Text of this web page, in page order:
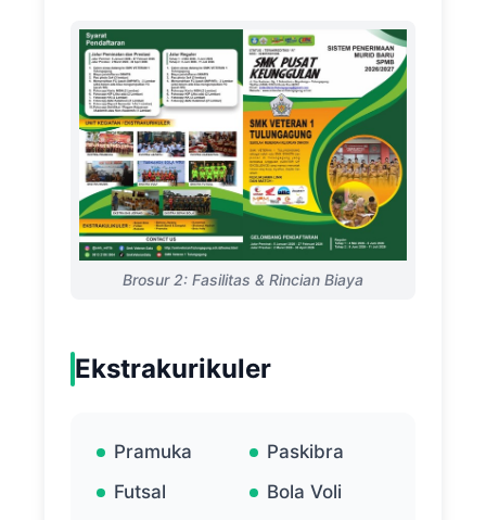
Brosur 2: Fasilitas & Rincian Biaya
Ekstrakurikuler
Pramuka
Paskibra
Futsal
Bola Voli